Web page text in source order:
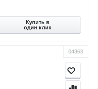
Купить в
один клик
04363